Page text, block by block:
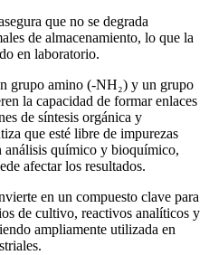
que no se degrada
de almacenamiento, lo que la
en laboratorio.
grupo amino (-NH₂) y un grupo
la capacidad de formar enlaces
de síntesis orgánica y
que esté libre de impurezas
análisis químico y bioquímico,
afectar los resultados.
en un compuesto clave para
de cultivo, reactivos analíticos y
ampliamente utilizada en